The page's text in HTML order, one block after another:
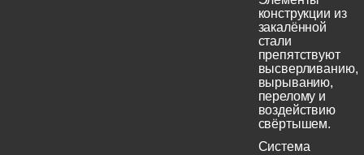
конструкции из
закалённой
стали
препятствуют
высверливанию,
вырыванию,
перелому и
воздействию
свёртышем.
Система